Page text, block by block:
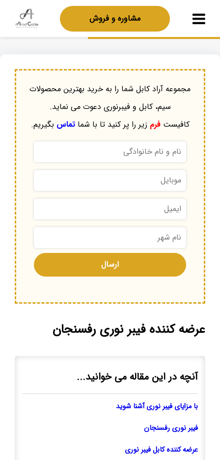
مشاوره و فروش
مجموعه آراد کابل شما را به خرید بهترین محصولات
سیم، کابل و فیبرنوری دعوت می نماید.
کافیستفرم زیر را پر کنید تا با شماتماس بگیریم.
عرضه کننده فیبر نوری رفسنجان
آنچه در این مقاله می خوانید...
با مزایای فیبر نوری آشنا شوید
فیبر نوری رفسنجان
عرضه کننده کابل فیبر نوری